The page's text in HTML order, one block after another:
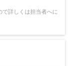
詳しくは担当者へに